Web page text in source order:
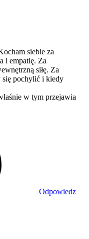
siebie za
i empatię. Za
siłę. Za
się pochylić i kiedy
w tym przejawia
Odpowiedz